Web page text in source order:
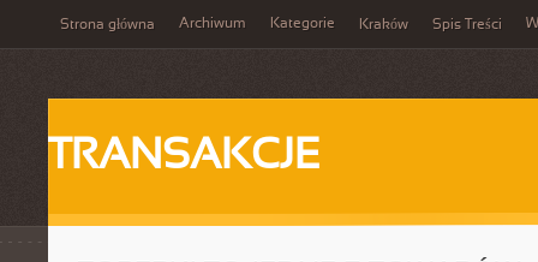
Strona główna Archiwum Kategorie Kraków Spis Treści
TRANSAKCJE